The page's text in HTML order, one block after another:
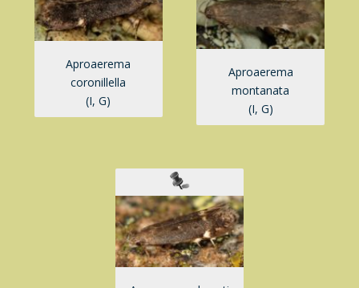
Aproaerema
coronillella
(I, G)
Aproaerema
montanata
(I, G)